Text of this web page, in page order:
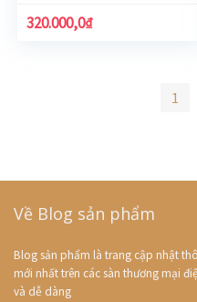
320.000,0₫
1
Về Blog sản phẩm
Blog sản phẩm là trang cập nhật
mới nhất trên các sàn thương mại
và dễ dàng